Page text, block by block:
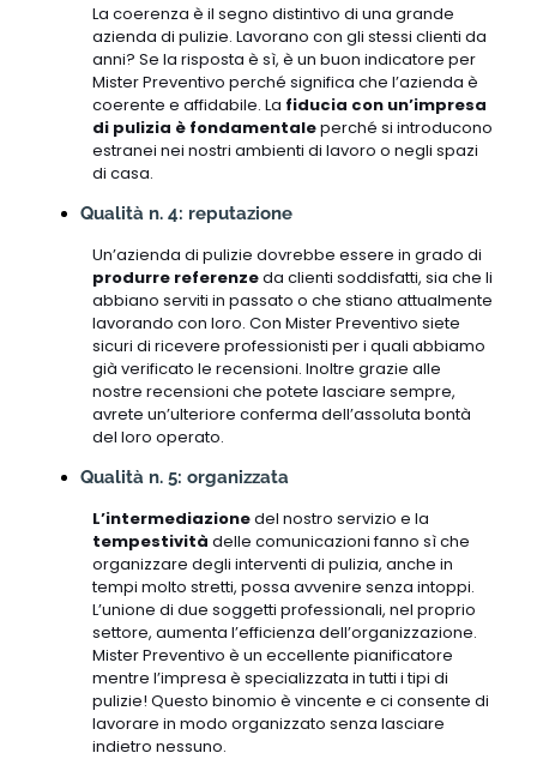
La coerenza è il segno distintivo di una grande
azienda di pulizie. Lavorano con gli stessi clienti da
anni? Se la risposta è sì, è un buon indicatore per
Mister Preventivo perché significa che l’azienda è
coerente e affidabile. La fiducia con un’impresa
di pulizia è fondamentaleperché si introducono
estranei nei nostri ambienti di lavoro o negli spazi
di casa.
Qualità n. 4: reputazione
Un’azienda di pulizie dovrebbe essere in grado di
produrre referenzeda clienti soddisfatti, sia che li
abbiano serviti in passato o che stiano attualmente
lavorando con loro. Con Mister Preventivo siete
sicuri di ricevere professionisti per i quali abbiamo
già verificato le recensioni. Inoltre grazie alle
nostre recensioni che potete lasciare sempre,
avrete un’ulteriore conferma dell’assoluta bontà
del loro operato.
Qualità n. 5: organizzata
L’intermediazionedel nostro servizio e la
tempestività delle comunicazioni fanno sì che
organizzare degli interventi di pulizia, anche in
tempi molto stretti, possa avvenire senza intoppi.
L’unione di due soggetti professionali, nel proprio
settore, aumenta l’efficienza dell’organizzazione.
Mister Preventivo è un eccellente pianificatore
mentre l’impresa è specializzata in tutti i tipi di
pulizie! Questo binomio è vincente e ci consente di
lavorare in modo organizzato senza lasciare
indietro nessuno.